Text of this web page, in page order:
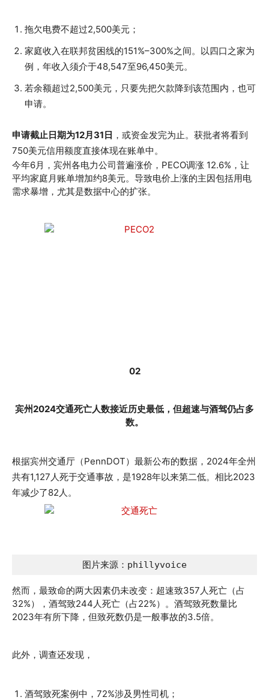
拖欠电费不超过2,500美元；
家庭收入在联邦贫困线的151%–300%之间。以四口之家为
例，年收入须介于48,547至96,450美元。
若余额超过2,500美元，只要先把欠款降到该范围内，也可
申请。
申请截止日期为12月31日 ，或资金发完为止。获批者将看到
750美元信用额度直接体现在账单中。
今年6月，宾州各电力公司普遍涨价，PECO调涨 12.6%，让
平均家庭月账单增加约8美元。导致电价上涨的主因包括用电
需求暴增，尤其是数据中心的扩张。
02
宾州2024交通死亡人数接近历史最低，但超速与酒驾仍占多
数。
根据宾州交通厅（PennDOT）最新公布的数据，2024年全州
共有1,127人死于交通事故，是1928年以来第二低。相比2023
年减少了82人。
图片来源：phillyvoice
然而，最致命的两大因素仍未改变：超速致357人死亡（占
32%），酒驾致244人死亡（占22%）。酒驾致死数量比
2023年有所下降，但致死数仍是一般事故的3.5倍。
此外，调查还发现，
酒驾致死案例中，72%涉及男性司机；